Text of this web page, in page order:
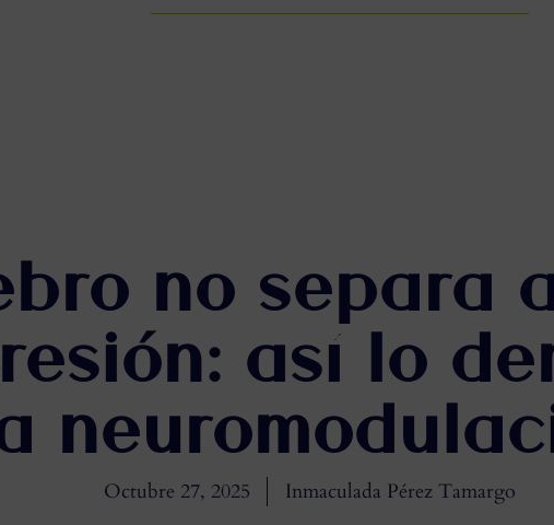
no separa
así lo
Octubre 27, 2025 Inmaculada Pérez Tamargo